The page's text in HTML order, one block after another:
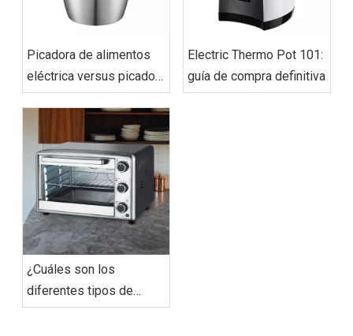
Picadora de alimentos
eléctrica versus picadora
manual: ¿cuál es la
adecuada para usted?
Electric Thermo Pot 101:
guía de compra definitiva
¿Cuáles son los
diferentes tipos de
horno tostador?